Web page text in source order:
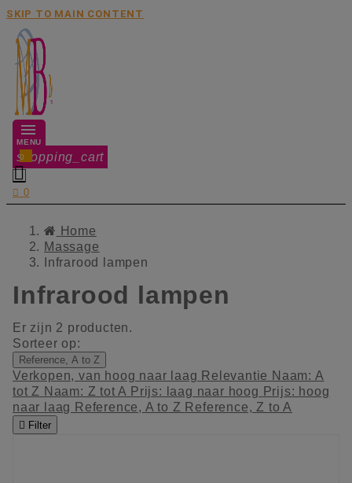
SKIP TO MAIN CONTENT
MENU
shopping_cart
0

 0
Home
Massage
Infrarood lampen
Infrarood lampen
Er zijn 2 producten.
Sorteer op:
Reference, A to Z
Verkopen, van hoog naar laag Relevantie Naam: A
tot Z Naam: Z tot A Prijs: laag naar hoog Prijs: hoog
naar laag Reference, A to Z Reference, Z to A
 Filter